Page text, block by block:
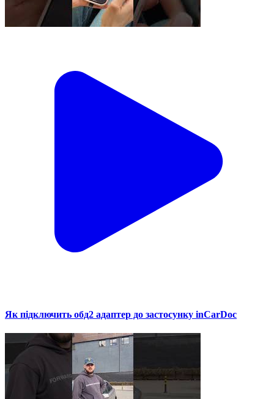
Як підключить обд2 адаптер до застосунку inCarDoc